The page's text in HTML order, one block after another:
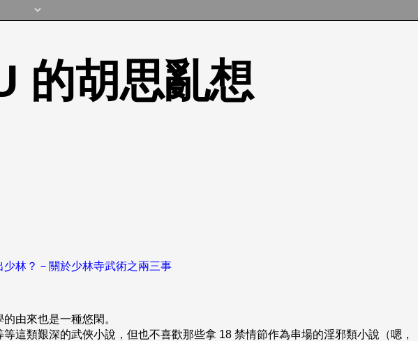
的胡思亂想
少林？－關於少林寺武術之兩三事
由來也是一種悠閑。
這類艱深的武俠小說，但也不喜歡那些拿 18 禁情節作為串場的淫邪類小說（嗯，